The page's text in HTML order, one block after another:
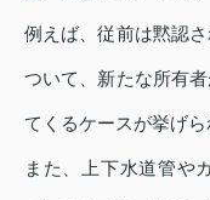
例えば、従前は黙認
ついて、新たな所有
てくるケースが挙げら
また、上下水道管や